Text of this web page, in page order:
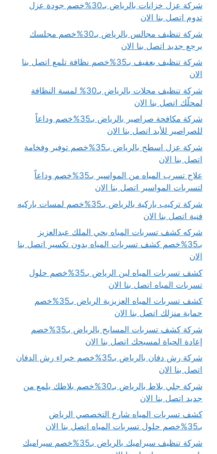
شركة عزل خزانات بالرياض بـ30%خصم جودة عزل
تدوم اتصل بنا الان
شركة تنظيف مجالس بالرياض بـ30%خصم مجلسك
يرجع جديد اتصل بنا الان
شركة تنظيف بعفيف بـ35%خصم نظافة تلمع اتصل بنا
الان
شركة تنظيف محلات بالرياض بـ30% لمسة النظافة
لمحلّك اتصل بنا الان
شركة مكافحة صراصير بالرياض بـ35%خصم وداعاً
للصراصير للأبد اتصل بنا الان
شركة عزل اسطح بالرياض بـ35%خصم توفير وفخامة
اتصل بنا الان
علاج تسرب المياه من المواسير بـ35%خصم وداعاً
لتسربات المواسير اتصل بنا الان
شركة تركيب باركية بالرياض بـ35%خصم لمسات باركيه
فنية اتصل بنا الان
شركه كشف تسربات المياه بحي الملك عبدالعزيز
بـ35%خصم كشف تسربات المياه بدون تكسير اتصل بنا
الان
كشف تسربات المياه لبن الرياض بـ35%خصم حلول
تسربات المياه اتصل بنا الان
كشف تسربات المياه العزيزية الرياض بـ35%خصم
حماية منزلك اتصل بنا الان
شركة كشف تسربات المسابح بالرياض بـ35%خصم
إعادة الحياة لمسبحك اتصل بنا الان
شركة رش دفان بالرياض بـ35%خصم خبراء رش الدفان
اتصل بنا الان
شركة جلي بلاط بالرياض بـ30%خصم بلاطك يلمع من
جديد اتصل بنا الان
كشف تسربات المياه شارع التخصصي الرياض
بـ35%خصم حلول تسربات المياه اتصل بنا الان
شركة تنظيف سيراميك بالرياض بـ35%خصم سيراميك